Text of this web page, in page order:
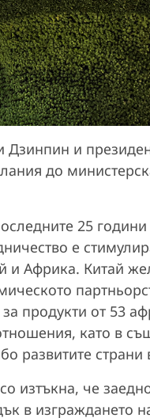
и
до
25 години
е
и Африка. Китай
продукти от 53
като в
развитите
изтъкна, че
в изграждането